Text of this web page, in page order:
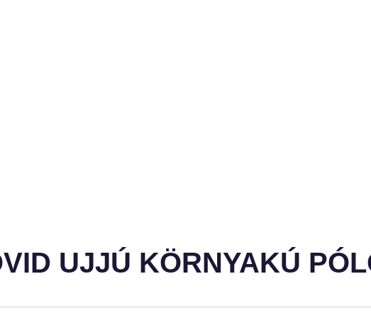
UJJÚ KÖRNYAKÚ